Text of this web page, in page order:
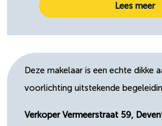
Lees meer
Deze makelaar is een echte dikke
voorlichting uitstekende
Verkoper Vermeerstraat 59,